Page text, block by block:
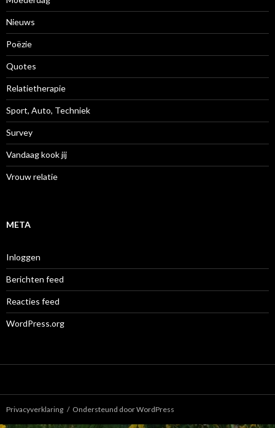
Nieuws
Poëzie
Quotes
Relatietherapie
Sport, Auto, Techniek
Survey
Vandaag kook jij
Vrouw relatie
META
Inloggen
Berichten feed
Reacties feed
WordPress.org
Privacyverklaring Ondersteund door WordPress